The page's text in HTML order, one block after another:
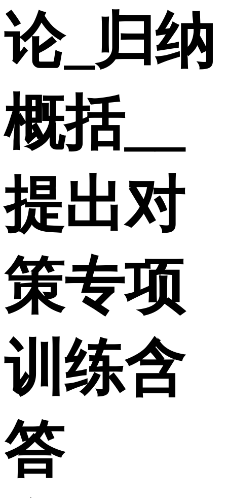
论_归纳
概括__
提出对
策专项
训练含
答